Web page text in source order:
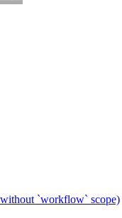
`workflow` scope)